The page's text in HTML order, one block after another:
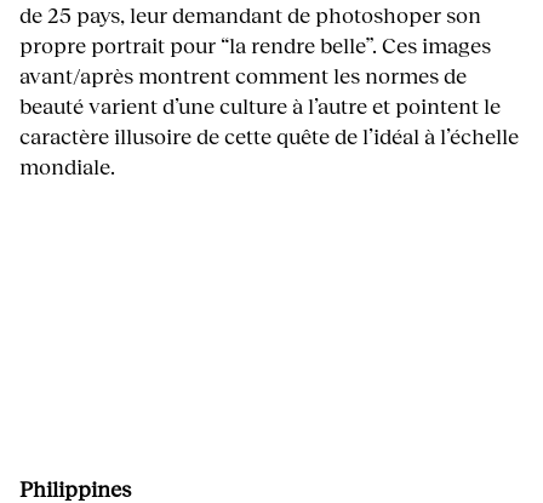
de 25 pays, leur demandant de photoshoper son
propre portrait pour “la rendre belle”. Ces images
avant/après montrent comment les normes de
beauté varient d’une culture à l’autre et pointent le
caractère illusoire de cette quête de l’idéal à l’échelle
mondiale.
Philippines